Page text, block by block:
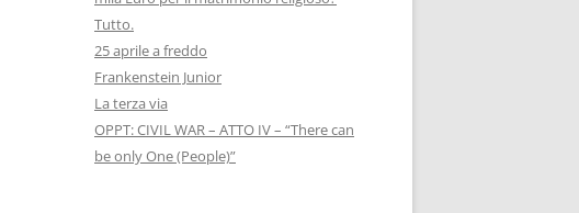
Tutto.
25 aprile a freddo
Frankenstein Junior
La terza via
OPPT: CIVIL WAR – ATTO IV – “There can
be only One (People)”